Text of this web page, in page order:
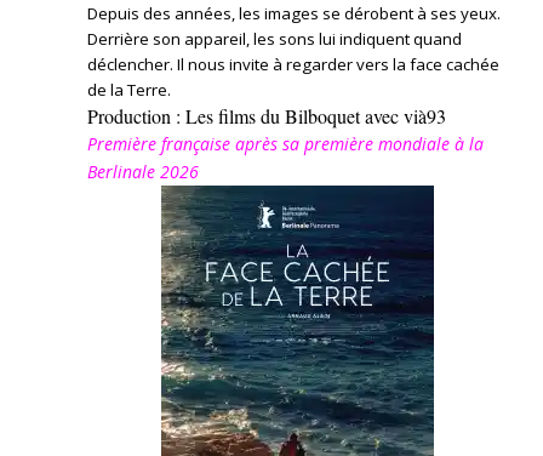
Depuis des années, les images se dérobent à ses yeux.
Derrière son appareil, les sons lui indiquent quand
déclencher. Il nous invite à regarder vers la face cachée
de la Terre.
Production : Les films du Bilboquet avec vià93
Première française après sa première mondiale à la
Berlinale 2026